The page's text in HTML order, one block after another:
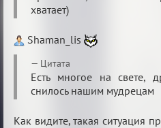
хватает)
Shaman_lis
Цитата
Есть многое на свете,
снилось нашим мудрецам
Как видите, такая ситуация